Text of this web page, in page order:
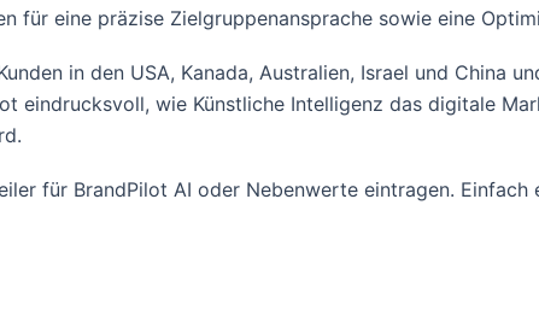
für eine präzise Zielgruppenansprache sowie eine
in den USA, Kanada, Australien, Israel und China
eindrucksvoll, wie Künstliche Intelligenz das digitale
für BrandPilot AI oder Nebenwerte eintragen. Einfach